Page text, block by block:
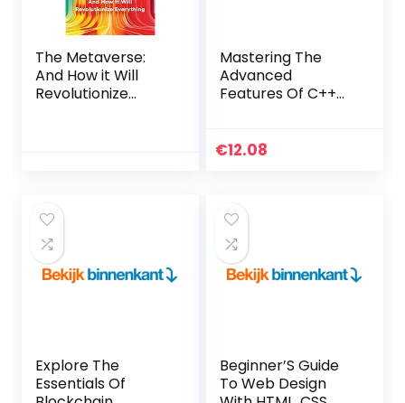
The Metaverse:
And How it Will
Revolutionize
Mastering The
Advanced
Features Of C++
€12.08
Explore The
Essentials Of
Beginner’S Guide
To Web Design